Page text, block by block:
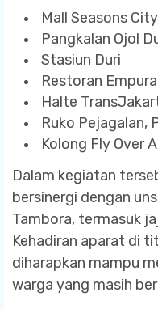
Mall Seasons
Pangkalan Ojol
Stasiun Duri
Restoran
Halte
Ruko Pejagalan,
Kolong Fly Over
Dalam kegiatan
bersinergi dengan
Tambora, termasuk
Kehadiran aparat di
diharapkan mampu
warga yang masih